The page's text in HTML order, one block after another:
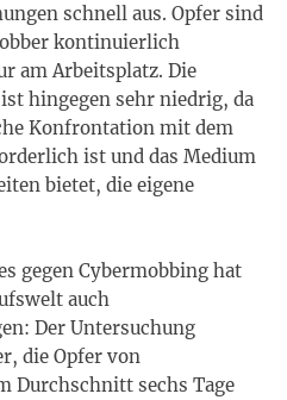
schnell aus. Opfer sind
kontinuierlich
am Arbeitsplatz. Die
hingegen sehr niedrig, da
Konfrontation mit dem
ist und das Medium
bietet, die eigene
gegen Cybermobbing hat
auch
Der Untersuchung
die Opfer von
Durchschnitt sechs Tage